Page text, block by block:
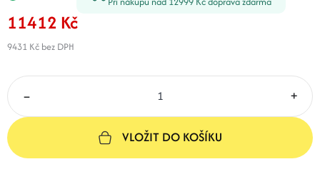
11412 Kč
9431 Kč bez DPH
– +
VLOŽIT DO KOŠÍKU